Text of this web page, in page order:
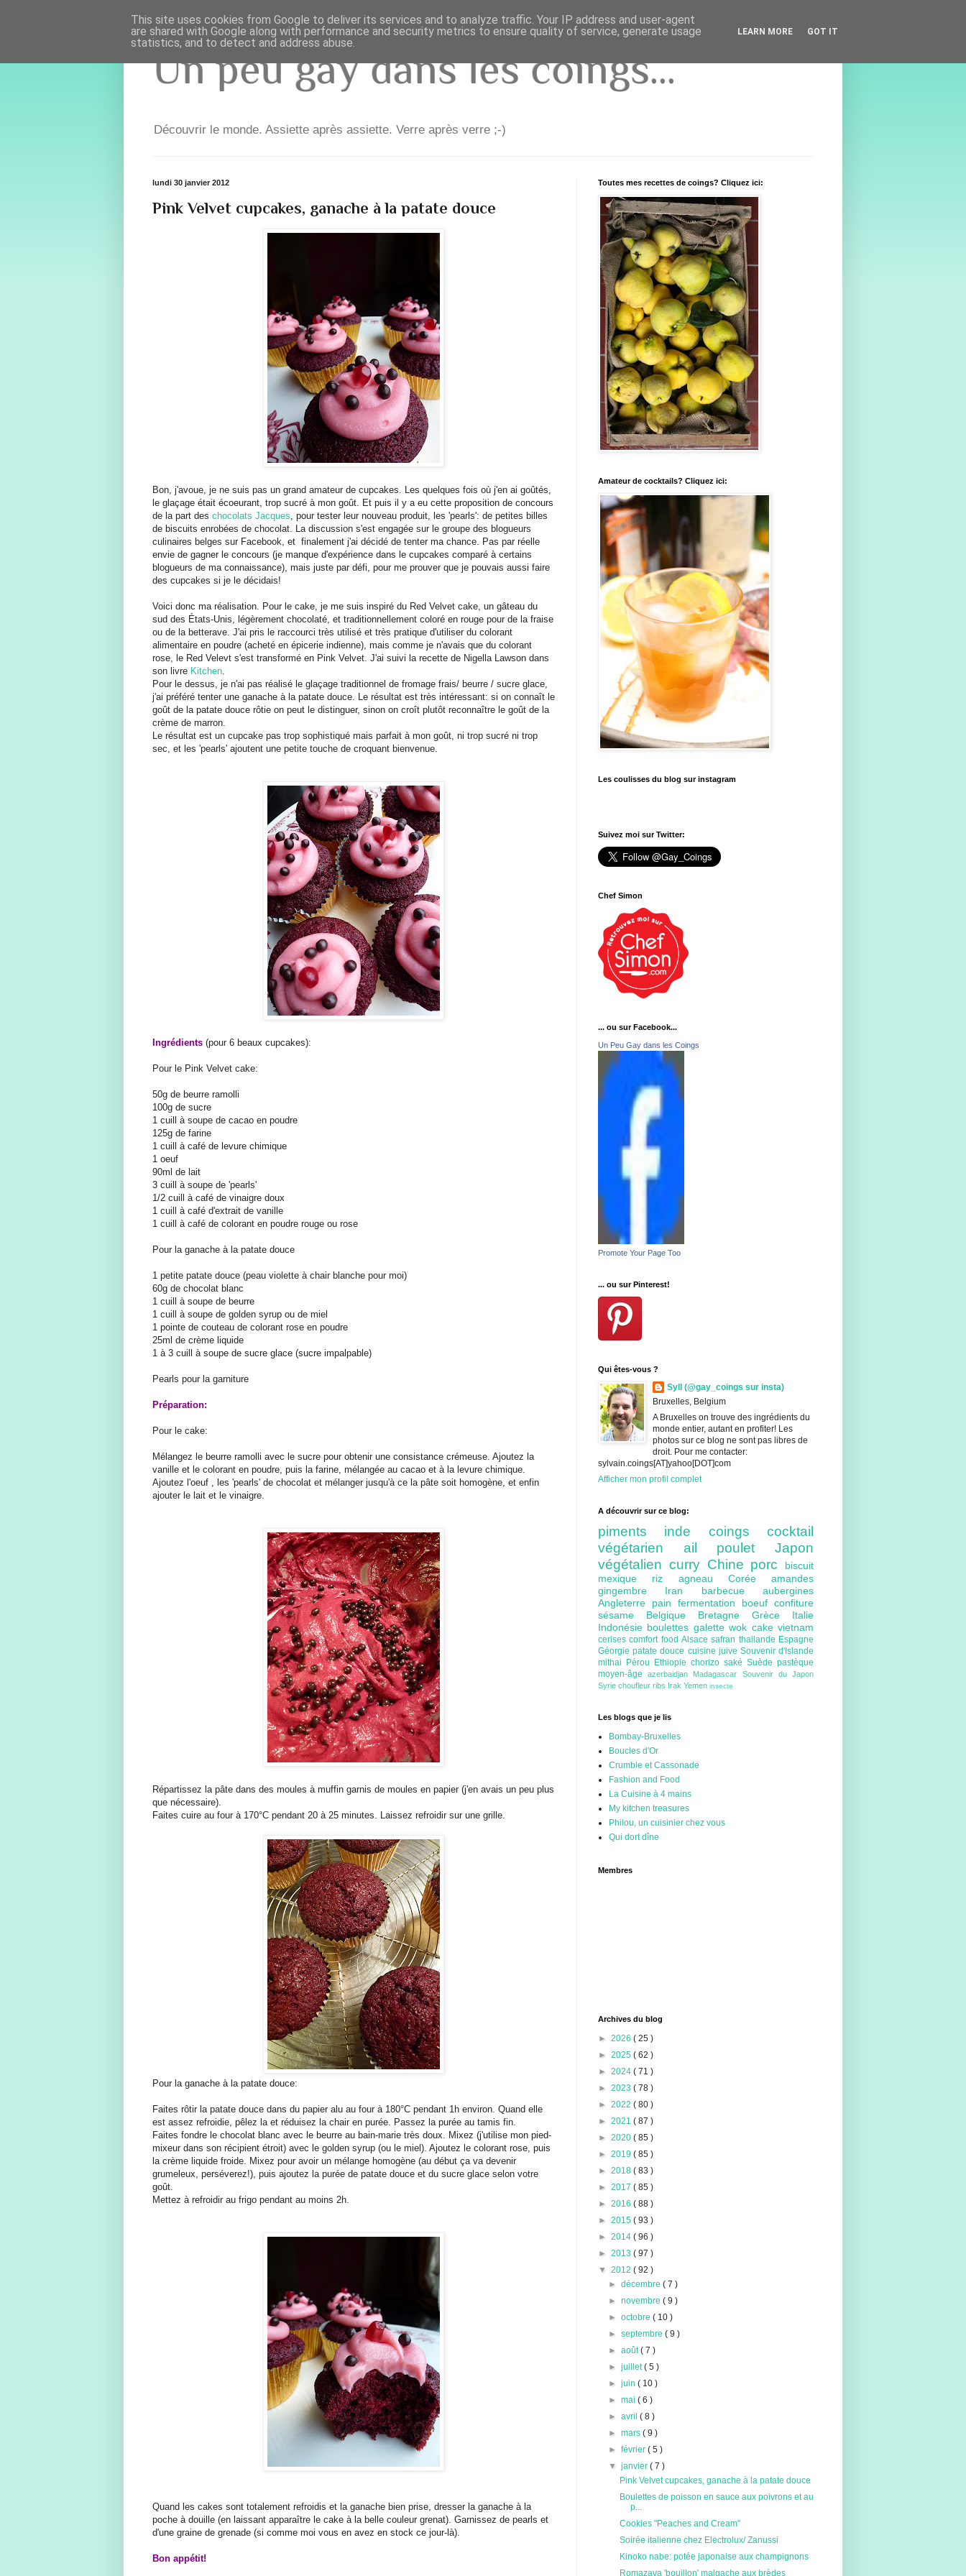
Un peu gay dans les coings...
Découvrir le monde. Assiette après assiette. Verre après verre ;-)
lundi 30 janvier 2012
Pink Velvet cupcakes, ganache à la patate douce
Bon, j'avoue, je ne suis pas un grand amateur de cupcakes. Les quelques fois où j'en ai goûtés,
le glaçage était écoeurant, trop sucré à mon goût. Et puis il y a eu cette proposition de concours
de la part des chocolats Jacques, pour tester leur nouveau produit, les 'pearls': de petites billes
de biscuits enrobées de chocolat. La discussion s'est engagée sur le groupe des blogueurs
culinaires belges sur Facebook, et finalement j'ai décidé de tenter ma chance. Pas par réelle
envie de gagner le concours (je manque d'expérience dans le cupcakes comparé à certains
blogueurs de ma connaissance), mais juste par défi, pour me prouver que je pouvais aussi faire
des cupcakes si je le décidais!
Voici donc ma réalisation. Pour le cake, je me suis inspiré du Red Velvet cake, un gâteau du
sud des États-Unis, légèrement chocolaté, et traditionnellement coloré en rouge pour de la fraise
ou de la betterave. J'ai pris le raccourci très utilisé et très pratique d'utiliser du colorant
alimentaire en poudre (acheté en épicerie indienne), mais comme je n'avais que du colorant
rose, le Red Velevt s'est transformé en Pink Velvet. J'ai suivi la recette de Nigella Lawson dans
son livre Kitchen.
Pour le dessus, je n'ai pas réalisé le glaçage traditionnel de fromage frais/ beurre / sucre glace,
j'ai préféré tenter une ganache à la patate douce. Le résultat est très intéressant: si on connaît le
goût de la patate douce rôtie on peut le distinguer, sinon on croît plutôt reconnaître le goût de la
crème de marron.
Le résultat est un cupcake pas trop sophistiqué mais parfait à mon goût, ni trop sucré ni trop
sec, et les 'pearls' ajoutent une petite touche de croquant bienvenue.
Ingrédients (pour 6 beaux cupcakes):
Pour le Pink Velvet cake:
50g de beurre ramolli
100g de sucre
1 cuill à soupe de cacao en poudre
125g de farine
1 cuill à café de levure chimique
1 oeuf
90ml de lait
3 cuill à soupe de 'pearls'
1/2 cuill à café de vinaigre doux
1 cuill à café d'extrait de vanille
1 cuill à café de colorant en poudre rouge ou rose
Pour la ganache à la patate douce
1 petite patate douce (peau violette à chair blanche pour moi)
60g de chocolat blanc
1 cuill à soupe de beurre
1 cuill à soupe de golden syrup ou de miel
1 pointe de couteau de colorant rose en poudre
25ml de crème liquide
1 à 3 cuill à soupe de sucre glace (sucre impalpable)
Pearls pour la garniture
Préparation:
Pour le cake:
Mélangez le beurre ramolli avec le sucre pour obtenir une consistance crémeuse. Ajoutez la
vanille et le colorant en poudre, puis la farine, mélangée au cacao et à la levure chimique.
Ajoutez l'oeuf , les 'pearls' de chocolat et mélanger jusqu'à ce la pâte soit homogène, et enfin
ajouter le lait et le vinaigre.
Répartissez la pâte dans des moules à muffin garnis de moules en papier (j'en avais un peu plus
que nécessaire).
Faites cuire au four à 170°C pendant 20 à 25 minutes. Laissez refroidir sur une grille.
Pour la ganache à la patate douce:
Faites rôtir la patate douce dans du papier alu au four à 180°C pendant 1h environ. Quand elle
est assez refroidie, pêlez la et réduisez la chair en purée. Passez la purée au tamis fin.
Faites fondre le chocolat blanc avec le beurre au bain-marie très doux. Mixez (j'utilise mon pied-
mixeur dans son récipient étroit) avec le golden syrup (ou le miel). Ajoutez le colorant rose, puis
la crème liquide froide. Mixez pour avoir un mélange homogène (au début ça va devenir
grumeleux, perséverez!), puis ajoutez la purée de patate douce et du sucre glace selon votre
goût.
Mettez à refroidir au frigo pendant au moins 2h.
Quand les cakes sont totalement refroidis et la ganache bien prise, dresser la ganache à la
poche à douille (en laissant apparaître le cake à la belle couleur grenat). Garnissez de pearls et
d'une graine de grenade (si comme moi vous en avez en stock ce jour-là).
Bon appétit!
Toutes mes recettes de coings? Cliquez ici:
Amateur de cocktails? Cliquez ici:
Les coulisses du blog sur instagram
Suivez moi sur Twitter:
Chef Simon
... ou sur Facebook...
Un Peu Gay dans les Coings
Promote Your Page Too
... ou sur Pinterest!
Qui êtes-vous ?
Syll (@gay_coings sur insta)
Bruxelles, Belgium
A Bruxelles on trouve des ingrédients du
monde entier, autant en profiter! Les
photos sur ce blog ne sont pas libres de
droit. Pour me contacter:
sylvain.coings[AT]yahoo[DOT]com
Afficher mon profil complet
A découvrir sur ce blog:
piments inde coingscocktail
végétarien ail pouletJapon
végétalien curry Chine porc
biscuit
mexique riz agneau Corée amandes
gingembre Iran barbecueaubergines
Angleterre pain fermentation boeuf confiture
sésame Belgique Bretagne Grèce Italie
Indonésie boulettes galettewok cakevietnam
cerisescomfort foodAlsacesafran thailande Espagne
Géorgiepatate douce cuisine juive Souvenir d'Islande
mithai
Pérou Ethiopie chorizo saké Suède pastèque
moyen-âgeazerbaidjan Madagascar Souvenir du Japon
Syrie choufleur ribs Irak Yemen insecte
Les blogs que je lis
Bombay-Bruxelles
Boucles d'Or
Crumble et Cassonade
Fashion and Food
La Cuisine à 4 mains
My kitchen treasures
Philou, un cuisinier chez vous
Qui dort dîne
Membres
Archives du blog
► 2026 ( 25 )
► 2025 ( 62 )
► 2024 ( 71 )
► 2023 ( 78 )
► 2022 ( 80 )
► 2021 ( 87 )
► 2020 ( 85 )
► 2019 ( 85 )
► 2018 ( 83 )
► 2017 ( 85 )
► 2016 ( 88 )
► 2015 ( 93 )
► 2014 ( 96 )
► 2013 ( 97 )
▼ 2012 ( 92 )
►décembre( 7 )
►novembre( 9 )
►octobre( 10 )
►septembre( 9 )
►août( 7 )
►juillet( 5 )
►juin( 10 )
►mai( 6 )
►avril( 8 )
►mars( 9 )
►février( 5 )
▼janvier( 7 )
Pink Velvet cupcakes, ganache à la patate douce
Boulettes de poisson en sauce aux poivrons et au
p...
Cookies "Peaches and Cream"
Soirée italienne chez Electrolux/ Zanussi
Kinoko nabe: potée japonaise aux champignons
Romazava 'bouillon' malgache aux brèdes
This site uses cookies from Google to deliver its services and to analyze traffic. Your IP address and user-agent
are shared with Google along with performance and security metrics to ensure quality of service, generate usage
statistics, and to detect and address abuse.
LEARN MORE GOT IT